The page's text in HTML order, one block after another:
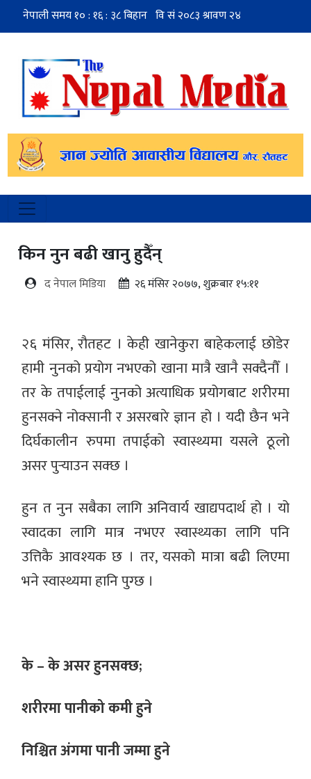
किन नुन बढी खानु हुदैँन्
द नेपाल मिडिया २६ मंसिर २०७७, शुक्रबार १५:११
२६ मंसिर, रौतहट । केही खानेकुरा बाहेकलाई छोडेर
हामी नुनको प्रयोग नभएको खाना मात्रै खानै सक्दैनौँ ।
तर के तपाईलाई नुनको अत्याधिक प्रयोगबाट शरीरमा
हुनसक्ने नोक्सानी र असरबारे ज्ञान हो । यदी छैन भने
दिर्घकालीन रुपमा तपाईको स्वास्थ्यमा यसले ठूलो
असर पुर्‍याउन सक्छ ।
हुन त नुन सबैका लागि अनिवार्य खाद्यपदार्थ हो । यो
स्वादका लागि मात्र नभएर स्वास्थ्यका लागि पनि
उत्तिकै आवश्यक छ । तर, यसको मात्रा बढी लिएमा
भने स्वास्थ्यमा हानि पुग्छ ।
के – के असर हुनसक्छ;
शरीरमा पानीको कमी हुने
निश्चित अंगमा पानी जम्मा हुने